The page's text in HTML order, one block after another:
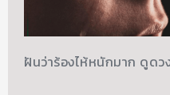
ฝันว่าร้องไห้หนักมาก ดูดว